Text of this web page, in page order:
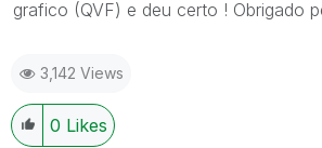
grafico (QVF) e deu certo ! Obrigado
3,142 Views
0 Likes